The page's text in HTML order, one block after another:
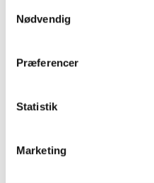
Nødvendig
Præferencer
Statistik
Marketing
Skærmbeskyttelse
199 kr.